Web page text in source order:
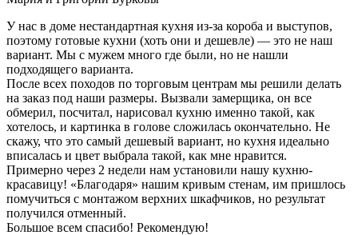
У нас в доме нестандартная кухня из-за короба и выступов,
поэтому готовые кухни (хоть они и дешевле) — это не наш
вариант. Мы с мужем много где были, но не нашли
подходящего варианта.
После всех походов по торговым центрам мы решили делать
на заказ под наши размеры. Вызвали замерщика, он все
обмерил, посчитал, нарисовал кухню именно такой, как
хотелось, и картинка в голове сложилась окончательно. Не
скажу, что это самый дешевый вариант, но кухня идеально
вписалась и цвет выбрала такой, как мне нравится.
Примерно через 2 недели нам установили нашу кухню-
красавицу! «Благодаря» нашим кривым стенам, им пришлось
помучиться с монтажом верхних шкафчиков, но результат
получился отменный.
Большое всем спасибо! Рекомендую!